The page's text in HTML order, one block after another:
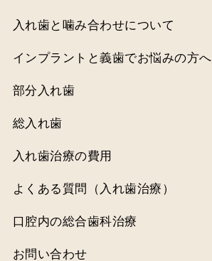
入れ歯と噛み合わせについて
インプラントと義歯でお悩みの方へ
部分入れ歯
総入れ歯
入れ歯治療の費用
よくある質問（入れ歯治療）
口腔内の総合歯科治療
お問い合わせ